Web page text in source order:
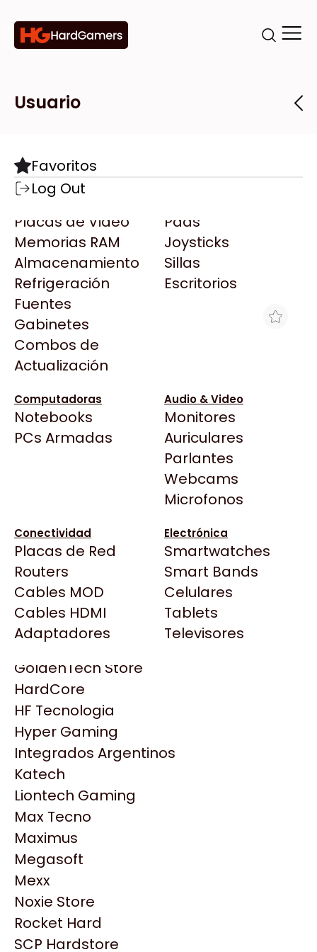
Categorías
Componentes
Motherboards
Microprocesadores
Placas de Video
Memorias RAM
Almacenamiento
Refrigeración
Fuentes
Gabinetes
Combos de
Actualización
Pads
Joysticks
Sillas
Escritorios
Computadoras
Notebooks
PCs Armadas
Audio & Video
Monitores
Auriculares
Parlantes
Webcams
Microfonos
Conectividad
Placas de Red
Routers
Cables MOD
Cables HDMI
Adaptadores
Electrónica
Smartwatches
Smart Bands
Celulares
Tablets
Televisores
Marcas
Todas las Marcas
AMD
AULA
Acer
Adata
AeroCool
Antec
Arkham
Asrock
BenQ
CX
Cooler Master
Deepcool
Dell
EVGA
Gamemax
Genesis
Genius
HP
HyperX
INNO3D
Intel
Kingston
Lenovo
Logitech
MSI
NVIDIA GeForce
NZXT
PNY
Palit
Philips
Tiendas
Destacadas
Todas las Tiendas
Click Gaming
Compufan Store
Dinobyte
Full H4rd
Gaming City
Gezatek
GoldenTech Store
HardCore
HF Tecnologia
Hyper Gaming
Integrados Argentinos
Katech
Liontech Gaming
Max Tecno
Maximus
Megasoft
Mexx
Noxie Store
Rocket Hard
SCP Hardstore
Usuario
Favoritos
Log Out
TECLADO MAGNETICO AULA WIN68HE
MAX BLACK RED
$89.000
Ver producto en la página de Portal Tech &
Gaming
Productos
Similares